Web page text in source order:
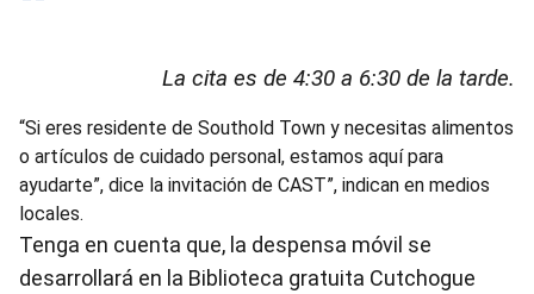
La cita es de 4:30 a 6:30 de la tarde.
“Si eres residente de Southold Town y necesitas alimentos
o artículos de cuidado personal, estamos aquí para
ayudarte”, dice la invitación de CAST”, indican en medios
locales.
Tenga en cuenta que, la despensa móvil se
desarrollará en la Biblioteca gratuita Cutchogue